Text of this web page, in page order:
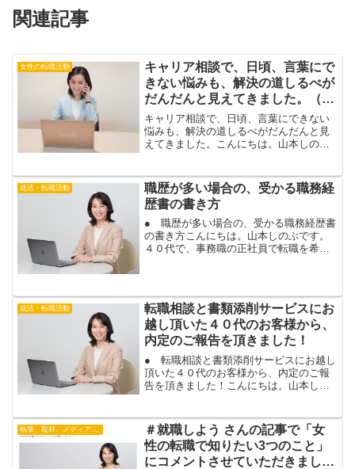
関連記事
女性の転職活動
キャリア相談で、日頃、言葉にで
きない悩みも、解決の道しるべが
だんだんと見えてきました。（３
０代女性のお客さま）
キャリア相談で、日頃、言葉にできない
悩みも、解決の道しるべがだんだんと見
えてきました。こんにちは。山本しのぶ
悩みなど、日頃、なかなか言葉にできな
い悩みを、抱えている場合...
就活・転職活動
職歴が多い場合の、受かる職務経
歴書の書き方
● 職歴が多い場合の、受かる職務経歴書
の書き方こんにちは。山本しのぶです。
４０代で、事務職の正社員で転職を希望
職歴が多い場合もありま...
就活・転職活動
転職相談と書類添削サービスにお
越し頂いた４０代のお客様から、
内定のご報告を頂きました！
● 転職相談と書類添削サービスにお越し
頂いた４０代のお客様から、内定のご報
告を頂きました！こんにちは。山本しの
た、４０代女性のお客様から、嬉しい内
定のご報告を頂きました！...
＃就職しよう さんの記事で「女
性の転職で知りたい3つのこと」
にコメントさせていただきまし